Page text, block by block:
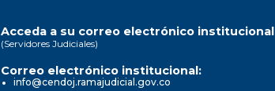
Acceda a su correo electrónico institucional
(Servidores Judiciales)
Correo electrónico institucional:
info@cendoj.ramajudicial.gov.co